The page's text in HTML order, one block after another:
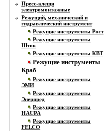
Пресс-клещи
электромонтажные
Режущий, механический и
гидравлический инструмент
Режущие инструменты Рост
Режущие инструменты
Шток
Режущие инструменты КВТ
Режущие инструменты
Краб
Режущие инструменты
ЭМИ
Режущие инструменты
Энерпред
Режущие инструменты
HAUPA
Режущие инструменты
FELCO